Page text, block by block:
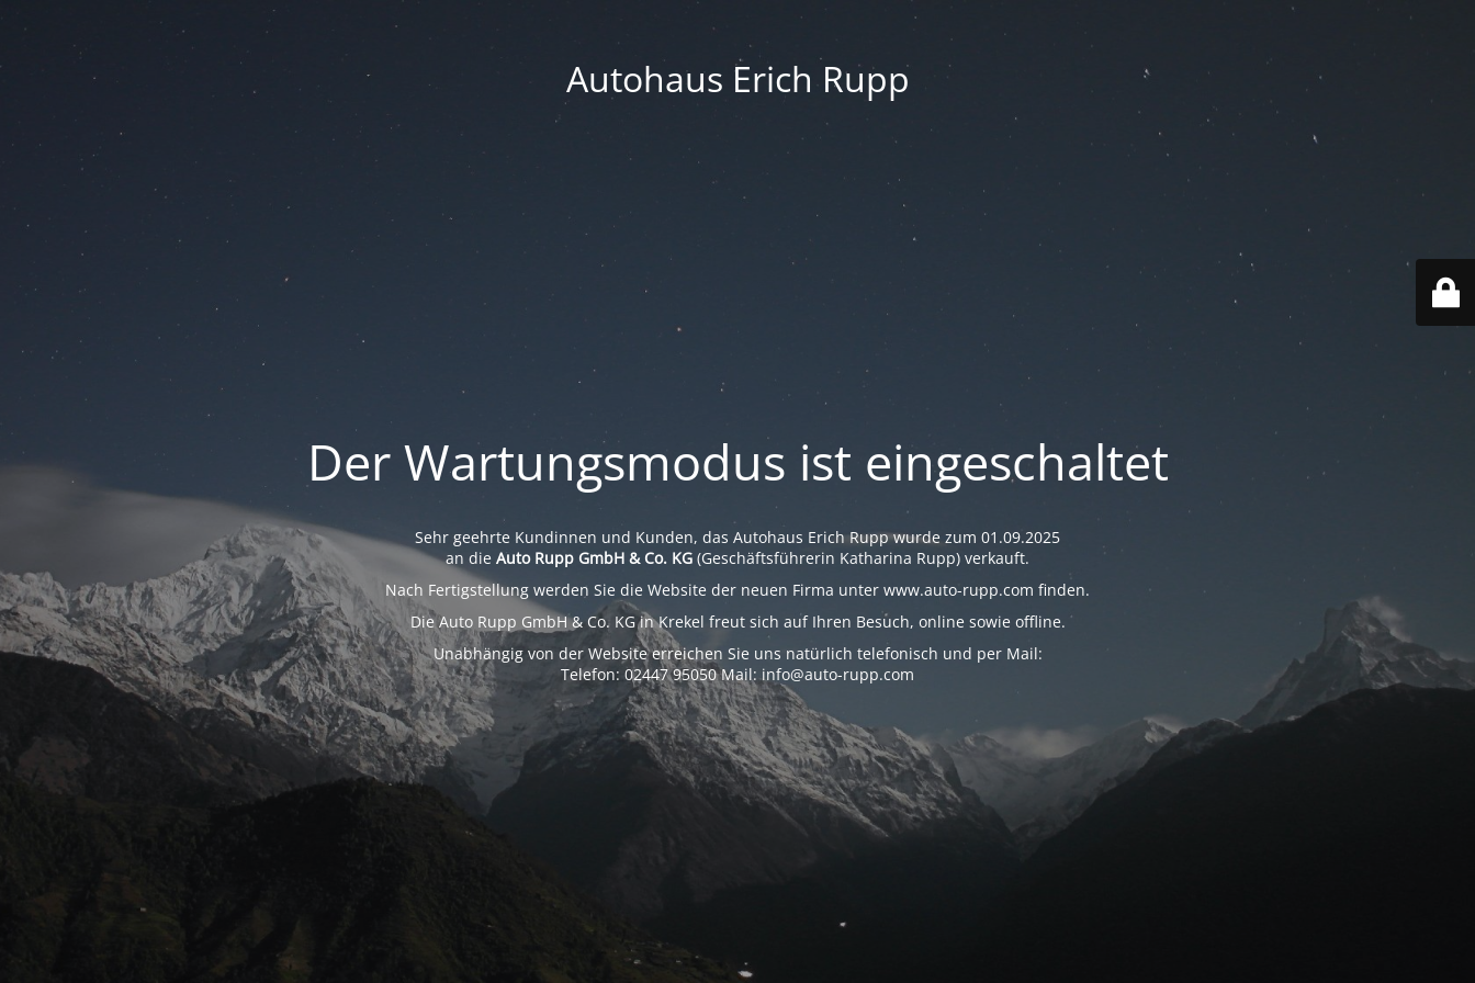
Autohaus Erich Rupp
Der Wartungsmodus ist eingeschaltet
Sehr geehrte Kundinnen und Kunden, das Autohaus Erich Rupp wurde zum 01.09.2025
an die Auto Rupp GmbH & Co. KG (Geschäftsführerin Katharina Rupp) verkauft.
Nach Fertigstellung werden Sie die Website der neuen Firma unter www.auto-rupp.com finden.
Die Auto Rupp GmbH & Co. KG in Krekel freut sich auf Ihren Besuch, online sowie offline.
Unabhängig von der Website erreichen Sie uns natürlich telefonisch und per Mail:
Telefon: 02447 95050 Mail: info@auto-rupp.com